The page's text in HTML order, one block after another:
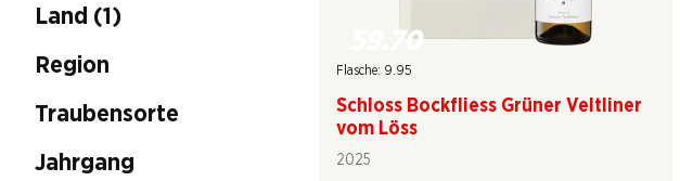
Land (1)
Region
Traubensorte
Jahrgang
59.70
Flasche: 9.95
Schloss Bockfliess Grüner Veltliner
vom Löss
2025